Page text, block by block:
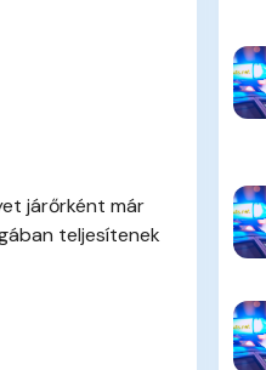
járőrként már
teljesítenek